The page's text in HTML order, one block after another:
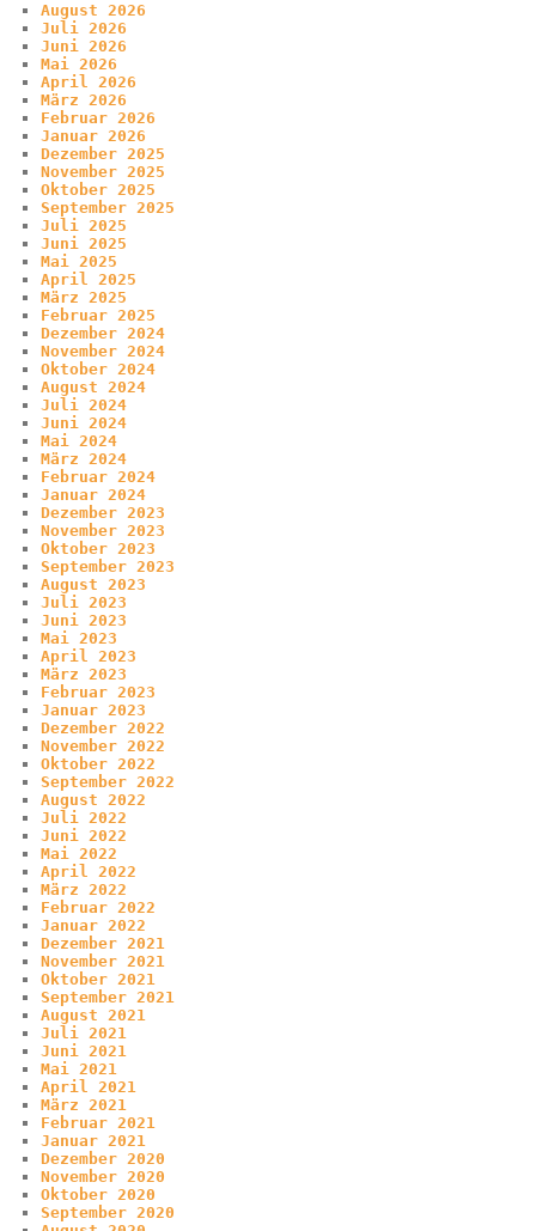
August 2026
Juli 2026
Juni 2026
Mai 2026
April 2026
März 2026
Februar 2026
Januar 2026
Dezember 2025
November 2025
Oktober 2025
September 2025
Juli 2025
Juni 2025
Mai 2025
April 2025
März 2025
Februar 2025
Dezember 2024
November 2024
Oktober 2024
August 2024
Juli 2024
Juni 2024
Mai 2024
März 2024
Februar 2024
Januar 2024
Dezember 2023
November 2023
Oktober 2023
September 2023
August 2023
Juli 2023
Juni 2023
Mai 2023
April 2023
März 2023
Februar 2023
Januar 2023
Dezember 2022
November 2022
Oktober 2022
September 2022
August 2022
Juli 2022
Juni 2022
Mai 2022
April 2022
März 2022
Februar 2022
Januar 2022
Dezember 2021
November 2021
Oktober 2021
September 2021
August 2021
Juli 2021
Juni 2021
Mai 2021
April 2021
März 2021
Februar 2021
Januar 2021
Dezember 2020
November 2020
Oktober 2020
September 2020